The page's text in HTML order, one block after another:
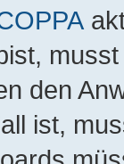
den
ist,